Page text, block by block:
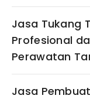
Jasa Tukang
Profesional
Perawatan
Jasa